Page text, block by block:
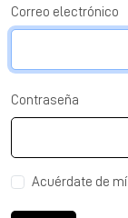
Correo electrónico
Contraseña
Acuérdate de mí